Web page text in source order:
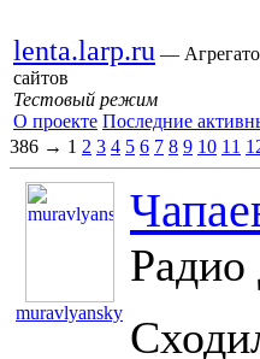
lenta.larp.ru —
сайтов
Тестовый режим
О проекте Последние
386 → 1 2 3 4 5 6 7 8 9 10 11
muravlyansky